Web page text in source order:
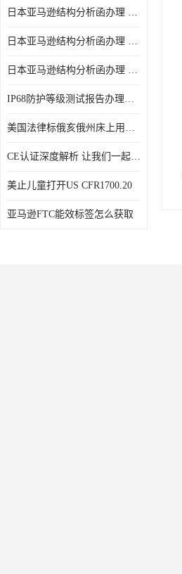
日本亚马逊结构分析函办理 日本亚马逊 电饭煲
日本亚马逊结构分析函办理 日本亚马逊 热水壶等；
日本亚马逊结构分析函办理 日本亚马逊 果汁搅拌机
IP68防护等级测试报告办理标准要求
美国法律标俄亥俄州床上用品许可证讲解！
CE认证深度解析 让我们一起来认识CE认证
美止儿童打开US CFR1700.20
亚马逊FTC能效标签怎么获取